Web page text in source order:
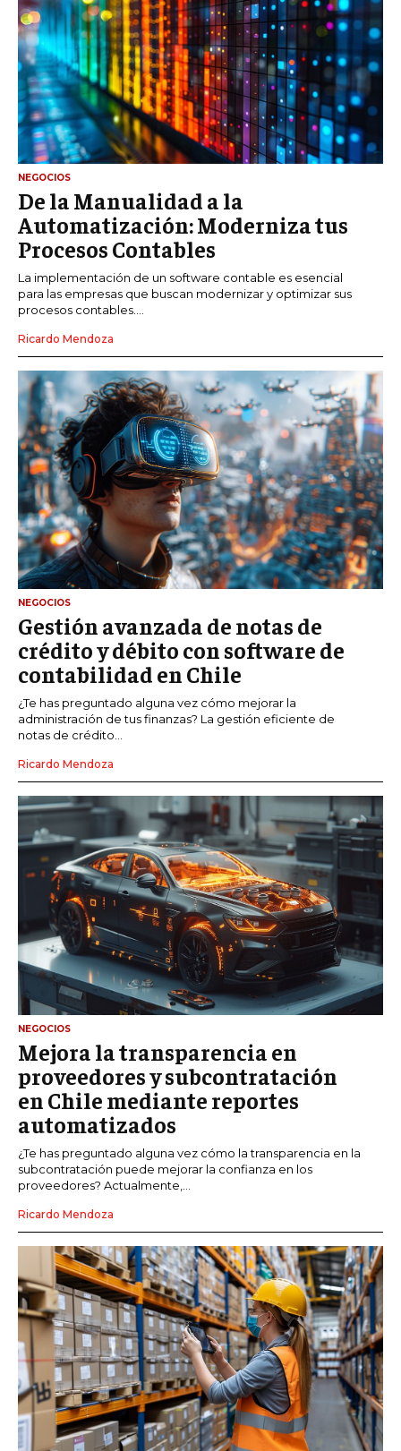
NEGOCIOS
De la Manualidad a la
Automatización: Moderniza tus
Procesos Contables
La implementación de un software contable es esencial
para las empresas que buscan modernizar y optimizar sus
procesos contables....
Ricardo Mendoza
NEGOCIOS
Gestión avanzada de notas de
crédito y débito con software de
contabilidad en Chile
¿Te has preguntado alguna vez cómo mejorar la
administración de tus finanzas? La gestión eficiente de
notas de crédito...
Ricardo Mendoza
NEGOCIOS
Mejora la transparencia en
proveedores y subcontratación
en Chile mediante reportes
automatizados
¿Te has preguntado alguna vez cómo la transparencia en la
subcontratación puede mejorar la confianza en los
proveedores? Actualmente,...
Ricardo Mendoza